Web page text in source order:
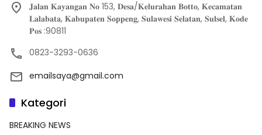
𝐉𝐚𝐥𝐚𝐧 𝐊𝐚𝐲𝐚𝐧𝐠𝐚𝐧 𝐍𝐨 153, 𝐃𝐞𝐬𝐚/𝐊𝐞𝐥𝐮𝐫𝐚𝐡𝐚𝐧 𝐁𝐨𝐭𝐭𝐨, 𝐊𝐞𝐜𝐚𝐦𝐚𝐭𝐚𝐧
𝐋𝐚𝐥𝐚𝐛𝐚𝐭𝐚, 𝐊𝐚𝐛𝐮𝐩𝐚𝐭𝐞𝐧 𝐒𝐨𝐩𝐩𝐞𝐧𝐠, 𝐒𝐮𝐥𝐚𝐰𝐞𝐬𝐢 𝐒𝐞𝐥𝐚𝐭𝐚𝐧, 𝐒𝐮𝐥𝐬𝐞𝐥, 𝐊𝐨𝐝𝐞
𝐏𝐨𝐬 :90811
0823-3293-0636
emailsaya@gmail.com
Kategori
BREAKING NEWS